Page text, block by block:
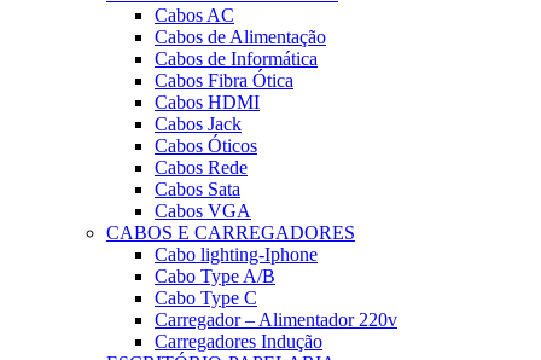
Cabos AC
Cabos de Alimentação
Cabos de Informática
Cabos Fibra Ótica
Cabos HDMI
Cabos Jack
Cabos Óticos
Cabos Rede
Cabos Sata
Cabos VGA
CABOS E CARREGADORES
Cabo lighting-Iphone
Cabo Type A/B
Cabo Type C
Carregador – Alimentador 220v
Carregadores Indução